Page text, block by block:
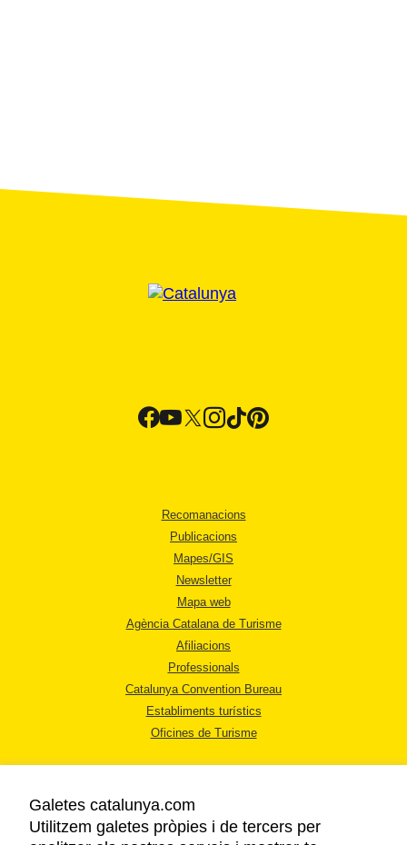
Recomanacions
Publicacions
Mapes/GIS
Newsletter
Mapa web
Agència Catalana de Turisme
Afiliacions
Professionals
Catalunya Convention Bureau
Establiments turístics
Oficines de Turisme
Galetes catalunya.com
Utilitzem galetes pròpies i de tercers per